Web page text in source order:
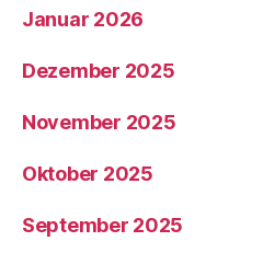
Januar 2026
Dezember 2025
November 2025
Oktober 2025
September 2025